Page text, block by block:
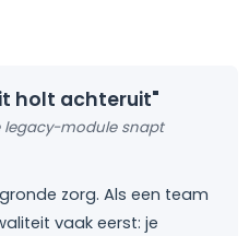
holt achteruit"
legacy-module snapt
zorg. Als een team
vaak eerst: je